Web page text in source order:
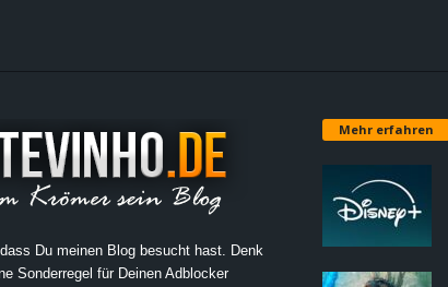
Du meinen Blog besucht hast. Denk
Sonderregel für Deinen Adblocker
Mehr erfahren